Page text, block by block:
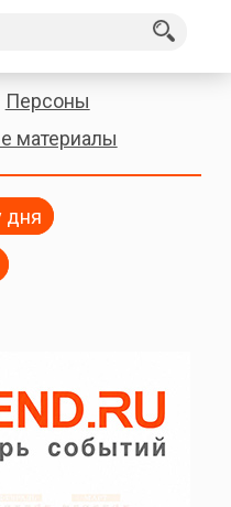
Персоны
материалы
дня